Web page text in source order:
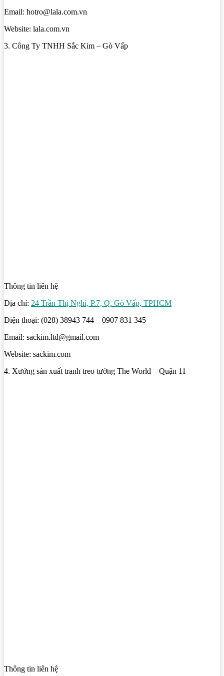
Email: hotro@lala.com.vn
Website: lala.com.vn
3. Công Ty TNHH Sắc Kim – Gò Vấp
Thông tin liên hệ
Địa chỉ: 24 Trần Thị Nghỉ, P.7, Q. Gò Vấp, TPHCM
Điện thoại: (028) 38943 744 – 0907 831 345
Email: sackim.ltd@gmail.com
Website: sackim.com
4. Xưởng sản xuất tranh treo tường The World – Quận 11
Thông tin liên hệ